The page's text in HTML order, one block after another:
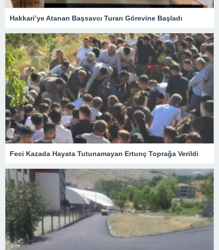
Hakkari’ye Atanan Başsavcı Turan Görevine Başladı
Feci Kazada Hayata Tutunamayan Ertunç Toprağa Verildi